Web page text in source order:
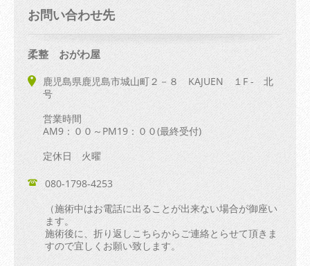
お問い合わせ先
柔整 おがわ屋
鹿児島県鹿児島市城山町２－８ KAJUEN １F - 北
号
営業時間
AM9：００～PM19：００(最終受付)
定休日 火曜
080-1798-4253
（施術中はお電話に出ることが出来ない場合が御座い
ます。
施術後に、折り返しこちらからご連絡とらせて頂きま
すので宜しくお願い致します。